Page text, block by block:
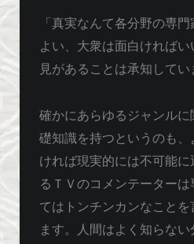
「真実なんて各分野の専
よい、大衆は面白ければ
見があることは承知してい
確かにあらゆるジャンル
礎知識を持つというのも
ければ現実的には不可能
るＴＶのコメンテーター
てはトンチンカンなことを
ます。人間はよく知らな